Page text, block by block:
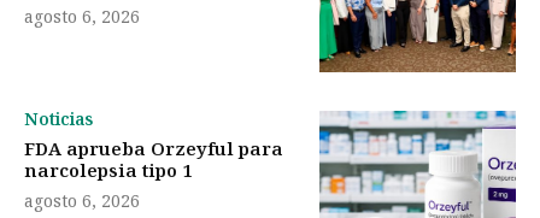
agosto 6, 2026
Noticias
FDA aprueba Orzeyful para
narcolepsia tipo 1
agosto 6, 2026